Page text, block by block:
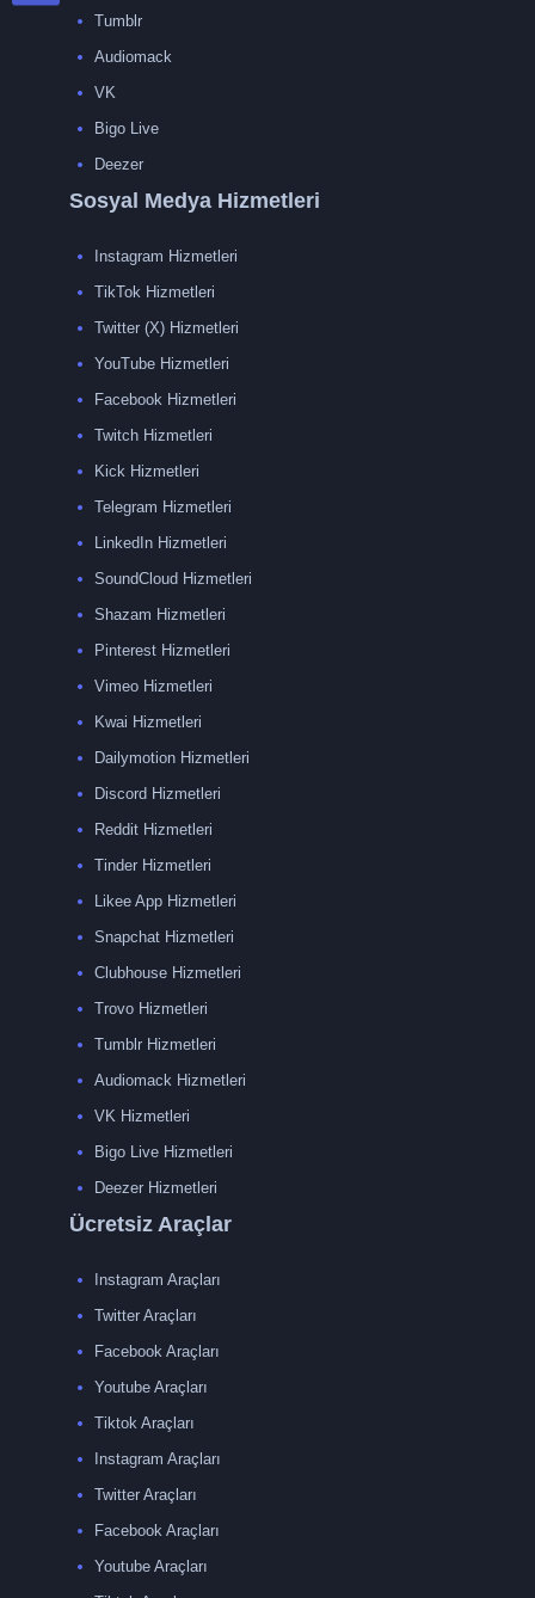
Tumblr
Audiomack
VK
Bigo Live
Deezer
Sosyal Medya Hizmetleri
Instagram Hizmetleri
TikTok Hizmetleri
Twitter (X) Hizmetleri
YouTube Hizmetleri
Facebook Hizmetleri
Twitch Hizmetleri
Kick Hizmetleri
Telegram Hizmetleri
LinkedIn Hizmetleri
SoundCloud Hizmetleri
Shazam Hizmetleri
Pinterest Hizmetleri
Vimeo Hizmetleri
Kwai Hizmetleri
Dailymotion Hizmetleri
Discord Hizmetleri
Reddit Hizmetleri
Tinder Hizmetleri
Likee App Hizmetleri
Snapchat Hizmetleri
Clubhouse Hizmetleri
Trovo Hizmetleri
Tumblr Hizmetleri
Audiomack Hizmetleri
VK Hizmetleri
Bigo Live Hizmetleri
Deezer Hizmetleri
Ücretsiz Araçlar
Instagram Araçları
Twitter Araçları
Facebook Araçları
Youtube Araçları
Tiktok Araçları
Instagram Araçları
Twitter Araçları
Facebook Araçları
Youtube Araçları